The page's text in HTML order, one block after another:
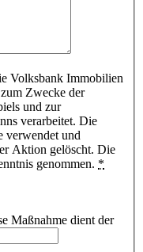
Volksbank Immobilien
Zwecke der
und zur
verarbeitet. Die
verwendet und
Aktion gelöscht. Die
genommen. *
Maßnahme dient der